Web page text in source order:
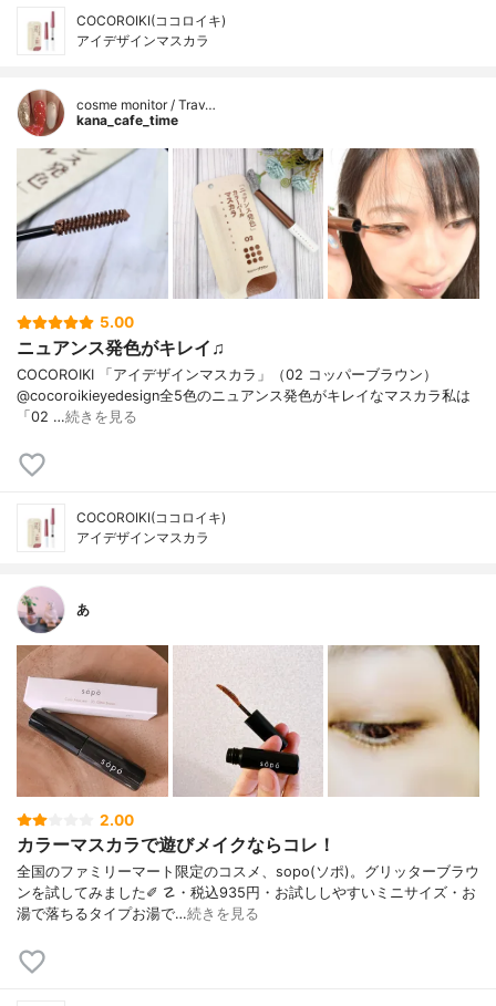
COCOROIKI(ココロイキ)
アイデザインマスカラ
cosme monitor / Trav…
kana_cafe_time
5.00
ニュアンス発色がキレイ♫
COCOROIKI 「アイデザインマスカラ」（02 コッパーブラウン）
@cocoroikieyedesign全5色のニュアンス発色がキレイなマスカラ私は
「02 …続きを見る
COCOROIKI(ココロイキ)
アイデザインマスカラ
あ
2.00
カラーマスカラで遊びメイクならコレ！
全国のファミリーマート限定のコスメ、sopo(ソポ)。グリッターブラウ
ンを試してみました✐ ☡・税込935円・お試ししやすいミニサイズ・お
湯で落ちるタイプお湯で…続きを見る